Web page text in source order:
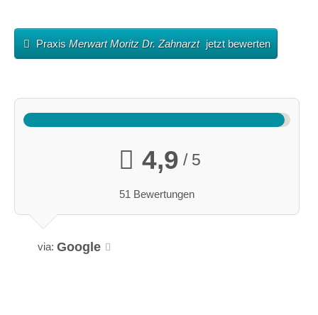
Praxis Merwart Moritz Dr. Zahnarzt jetzt bewerten
4,9 / 5
51 Bewertungen
via: Google